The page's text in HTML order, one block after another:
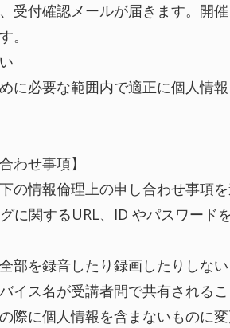
受付確認メールが届きます。開
。
に必要な範囲内で適正に個人情
わせ事項】
の情報倫理上の申し合わせ事項を
に関するURL、ID やパスワード
部を録音したり録画したりしない
イス名が受講者間で共有される
際に個人情報を含まないものに変